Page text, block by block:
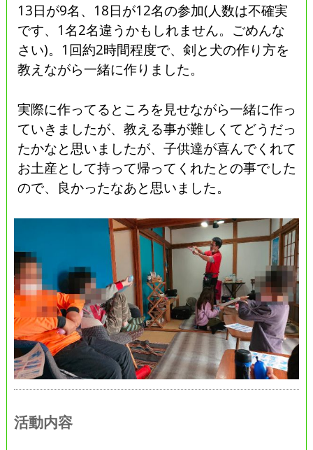
13日が9名、18日が12名の参加(人数は不確実
です、1名2名違うかもしれません。ごめんな
さい)。1回約2時間程度で、剣と犬の作り方を
教えながら一緒に作りました。
実際に作ってるところを見せながら一緒に作っ
ていきましたが、教える事が難しくてどうだっ
たかなと思いましたが、子供達が喜んでくれて
お土産として持って帰ってくれたとの事でした
ので、良かったなあと思いました。
活動内容